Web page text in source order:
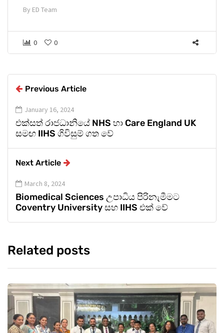
By ED Team
0 0
Previous Article
January 16, 2024
එක්සත් රාජධානියේ NHS හා Care England UK
සමඟ IIHS ගිවිසුම් ගත වේ
Next Article
March 8, 2024
Biomedical Sciences උපාධිය පිරිනැමීමට
Coventry University සහ IIHS එක් වේ
Related posts